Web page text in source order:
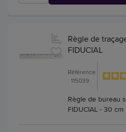
Règle de
FIDUCIAL
Référence
: 115039
Règle de bureau
FIDUCIAL - 30 cm